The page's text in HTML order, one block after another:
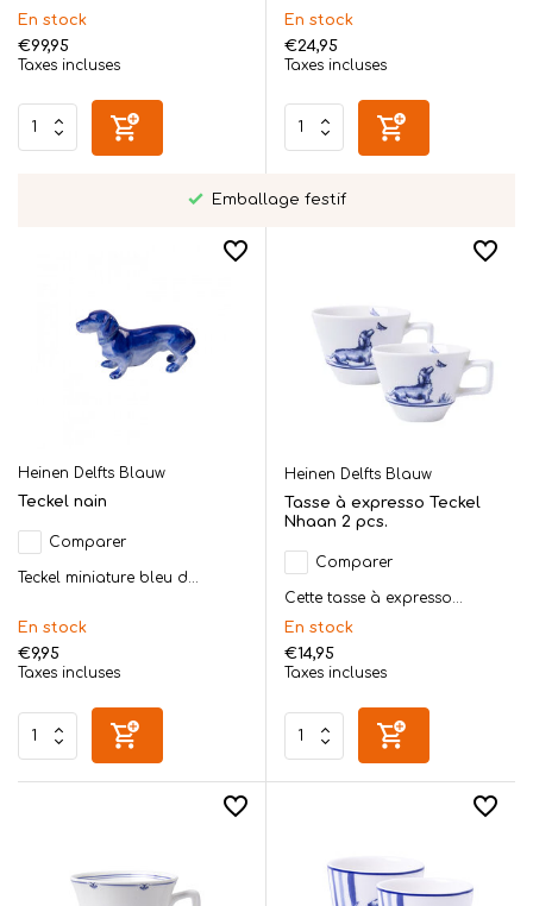
En stock
€99,95
Taxes incluses
En stock
€24,95
Taxes incluses
Emballage festif
Heinen Delfts Blauw
Teckel nain
Comparer
Teckel miniature bleu d...
En stock
€9,95
Taxes incluses
Heinen Delfts Blauw
Tasse à expresso Teckel
Nhaan 2 pcs.
Comparer
Cette tasse à expresso...
En stock
€14,95
Taxes incluses